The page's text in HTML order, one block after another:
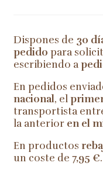
Dispones de 30
pedido para
escribiendo a
En pedidos
nacional, el
transportista
la anterior en el
En productos
un coste de 7,95 €.